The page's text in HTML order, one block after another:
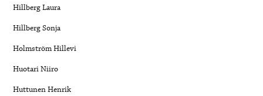
Hillberg Laura
Hillberg Sonja
Holmström Hillevi
Huotari Niiro
Huttunen Henrik